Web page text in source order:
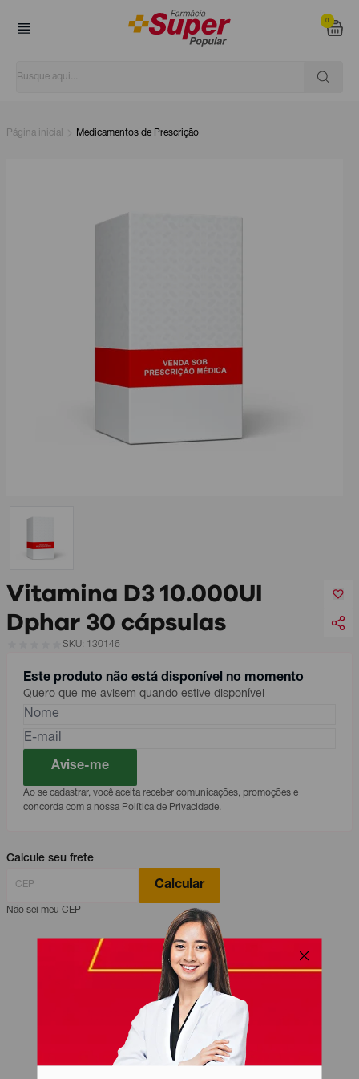
0
Página inicial Medicamentos de Prescrição
Vitamina D3 10.000UI
Dphar 30 cápsulas
SKU: 130146
Este produto não está disponível no momento
Quero que me avisem quando estive disponível
Avise-me
Ao se cadastrar, você aceita receber comunicações, promoções e
concorda com a nossa Política de Privacidade.
Calcule seu frete
Calcular
Não sei meu CEP